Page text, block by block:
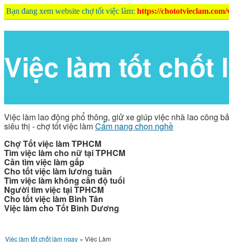
Bạn đang xem website chợ tốt việc làm: https://chototvieclam.com/